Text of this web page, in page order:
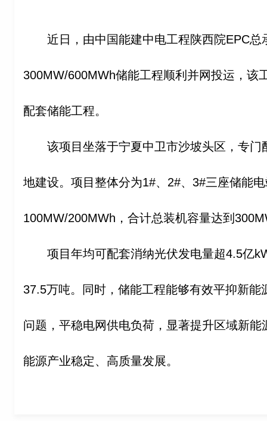
近日，由中国能建中电工程陕西院EPC总
300MW/600MWh储能工程顺利并网投运，该
配套储能工程。
该项目坐落于宁夏中卫市沙坡头区，专
地建设。项目整体分为1#、2#、3#三座储能
100MW/200MWh，合计总装机容量达到
项目年均可配套消纳光伏发电量超4.5亿
37.5万吨。同时，储能工程能够有效平抑新能
问题，平稳电网供电负荷，显著提升区域新
能源产业稳定、高质量发展。